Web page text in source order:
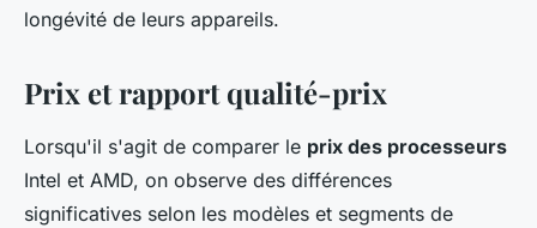
longévité de leurs appareils.
Prix et rapport qualité-prix
Lorsqu'il s'agit de comparer le prix des processeurs
Intel et AMD, on observe des différences
significatives selon les modèles et segments de